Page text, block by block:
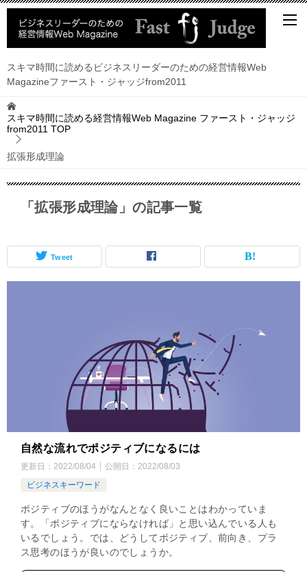
スキマ時間に読めるビジネスリーダーのための経営情報Web
Magazineファースト・ジャッジfrom2011
スキマ時間に読める経営情報Web Magazine ファースト・ジャッジ
from2011 TOP
拡張形成理論
「拡張形成理論」の記事一覧
Tweet
自然な流れでポジティブになるには
更新日： 2022/08/04 公開日： 2022/08/03
ビジネスキーワード
ポジティブのほうがなんとなく良いことはわかっていま
す。「ポジティブにならなければ」と思い込んでいる人も
いるでしょう。では、どうしてポジティブ、前向き、プラ
ス思考のほうが良いのでしょうか。